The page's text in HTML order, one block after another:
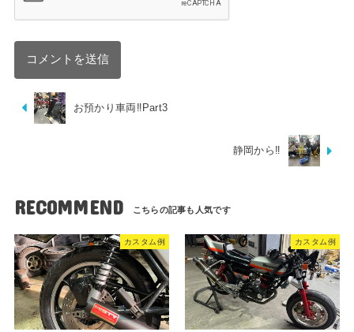
お預かり車両‼︎Part3
静岡から‼︎
RECOMMEND
カスタム例 カスタム例